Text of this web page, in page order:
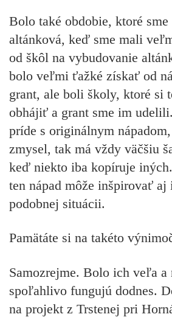
Bolo také obdobie, ktoré
altánková, keď sme mali
od škôl na vybudovanie
bolo veľmi ťažké získať od
grant, ale boli školy, ktoré si
obhájiť a grant sme im
príde s originálnym
zmysel, tak má vždy väčšiu
keď niekto iba kopíruje
ten nápad môže inšpirovať aj
podobnej situácii.
Pamätáte si na takéto
Samozrejme. Bolo ich veľa a
spoľahlivo fungujú dodnes.
na projekt z Trstenej pri